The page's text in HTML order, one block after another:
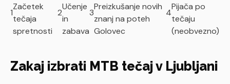
1
Začetek
tečaja
spretnosti
2
Učenje
in
zabava
3
Preizkušanje novih
znanj na poteh
Golovec
4
Pijača po
tečaju
(neobvezno)
Zakaj izbrati MTB tečaj v Ljubljani